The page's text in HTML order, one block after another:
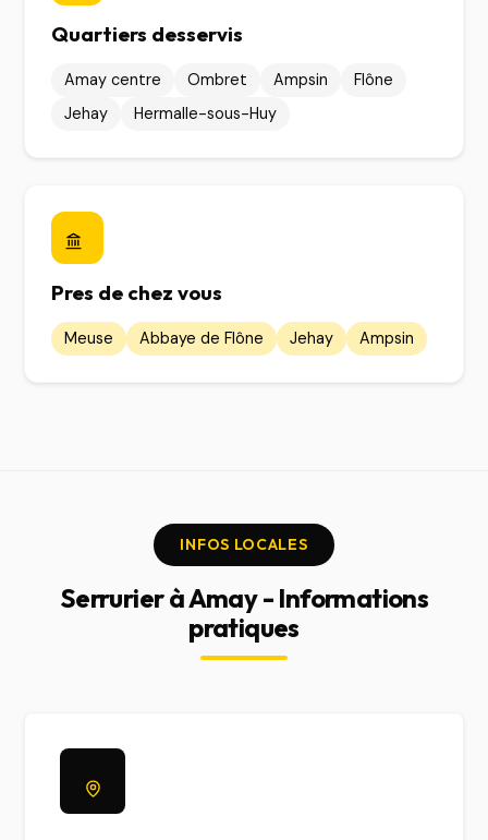
Quartiers desservis
Amay centre Ombret Ampsin
Flône
Jehay
Hermalle-sous-Huy
Pres de chez vous
Meuse Abbaye de Flône Jehay Ampsin
INFOS LOCALES
Serrurier à Amay - Informations
pratiques